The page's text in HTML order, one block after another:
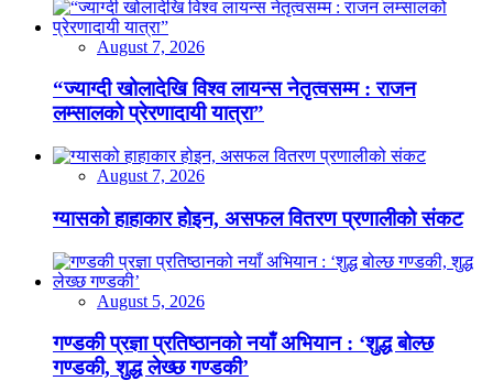
August 7, 2026
“ज्याग्दी खोलादेखि विश्व लायन्स नेतृत्वसम्म : राजन
लम्सालको प्रेरणादायी यात्रा”
August 7, 2026
ग्यासको हाहाकार होइन, असफल वितरण प्रणालीको संकट
August 5, 2026
गण्डकी प्रज्ञा प्रतिष्ठानको नयाँ अभियान : ‘शुद्ध बोल्छ
गण्डकी, शुद्ध लेख्छ गण्डकी’